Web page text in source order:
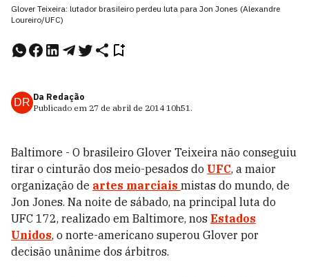
Glover Teixeira: lutador brasileiro perdeu luta para Jon Jones (Alexandre
Loureiro/UFC)
DR Da Redação
Publicado em 27 de abril de 2014 10h51.
Baltimore - O brasileiro Glover Teixeira não conseguiu
tirar o cinturão dos meio-pesados do UFC, a maior
organização de artes marciais mistas do mundo, de
Jon Jones. Na noite de sábado, na principal luta do
UFC 172, realizado em Baltimore, nos Estados
Unidos, o norte-americano superou Glover por
decisão unânime dos árbitros.